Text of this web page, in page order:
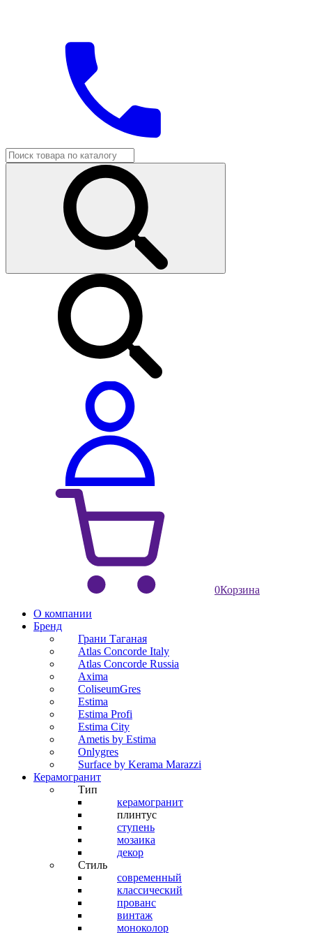
0Корзина
О компании
Бренд
Грани Таганая
Atlas Concorde Italy
Atlas Concorde Russia
Axima
ColiseumGres
Estima
Estima Profi
Estima City
Ametis by Estima
Onlygres
Surface by Kerama Marazzi
Керамогранит
Тип
керамогранит
плинтус
ступень
мозаика
декор
Стиль
современный
классический
прованс
винтаж
моноколор